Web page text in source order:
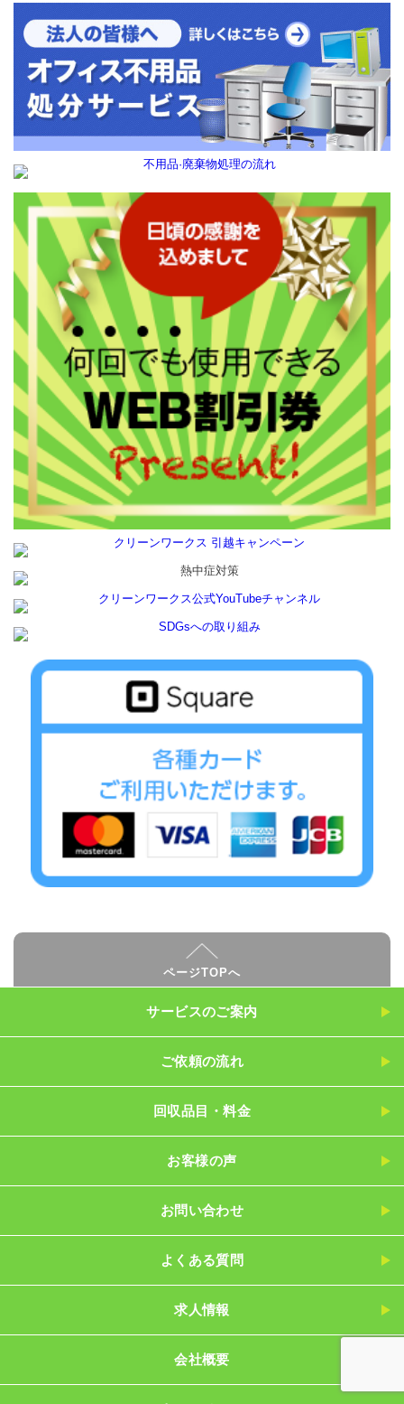
ページTOPへ
サービスのご案内
ご依頼の流れ
回収品目・料金
お客様の声
お問い合わせ
よくある質問
求人情報
会社概要